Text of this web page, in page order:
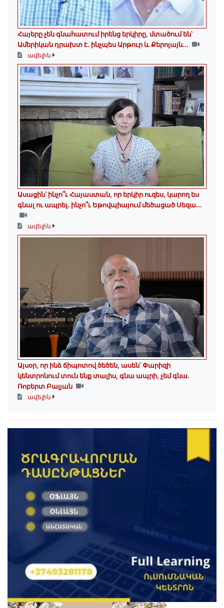
Հայերը չեն գնահատում իրենց երկիրը, մտածում են՝
Ամերիկան դրախտ է․ ինչպես Արթուր և Քերոլայն...
ավելին
Ասացին՝ ինչո՞ւ Հայաստան, որ երկիր ուզես, կարող ես
գնալ ու ապրել․ ինչո՞ւ Եթովպիայում մեծացած Սեզա...
ավելին
Այսօր, որ ինձ ճիպոտով ծեծեն, ասեն՝ Փարիզի
կենտրոնում տուն ենք տալիս, գնա ապրի, չեմ գնա․
Ռոբերտ Բալյան
ավելին